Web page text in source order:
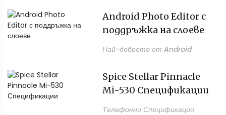
Android Photo Editor с
поддръжка на слоеве
Най-доброто от Android
Spice Stellar Pinnacle
Mi-530 Спецификации
Телефонни Спецификации